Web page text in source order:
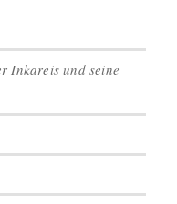
Inkareis und seine